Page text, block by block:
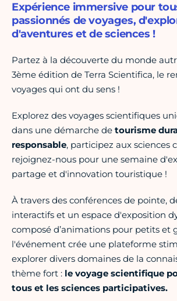
Expérience immersive pour
passionnés de voyages,
d'aventures et de sciences !
Partez à la découverte du monde
3ème édition de Terra Scientifica, le
voyages qui ont du sens !
Explorez des voyages scientifiques
dans une démarche de tourisme
responsable, participez aux sciences
rejoignez-nous pour une semaine
partage et d'innovation touristique !
À travers des conférences de pointe,
interactifs et un espace d'exposition
composé d’animations pour petits et
l'événement crée une plateforme
explorer divers domaines de la
thème fort : le voyage scientifique
tous et les sciences participatives.